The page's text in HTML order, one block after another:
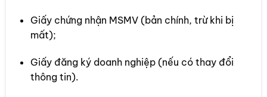
Giấy chứng nhận MSMV (bản chính, trừ khi bị
mất);
Giấy đăng ký doanh nghiệp (nếu có thay đổi
thông tin).